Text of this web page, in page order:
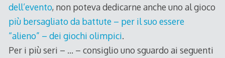
dell’evento, non poteva dedicarne anche uno al gioco
più bersagliato da battute – per il suo essere
“alieno” – dei giochi olimpici.
Per i più seri – … – consiglio uno sguardo ai seguenti